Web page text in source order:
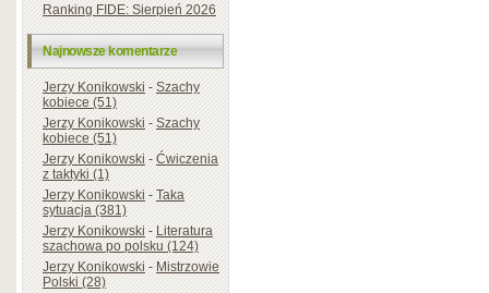
Ranking FIDE: Sierpień 2026
Najnowsze komentarze
Jerzy Konikowski-Szachy
kobiece (51)
Jerzy Konikowski-Szachy
kobiece (51)
Jerzy Konikowski-Ćwiczenia
z taktyki (1)
Jerzy Konikowski-Taka
sytuacja (381)
Jerzy Konikowski-Literatura
szachowa po polsku (124)
Jerzy Konikowski-Mistrzowie
Polski (28)